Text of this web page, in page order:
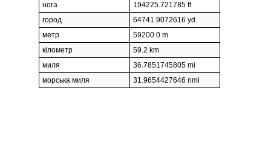
нога
194225.721785 ft
город
64741.9072616 yd
метр
59200.0 m
кілометр
59.2 km
миля
36.7851745805 mi
морська миля
31.9654427646 nmi